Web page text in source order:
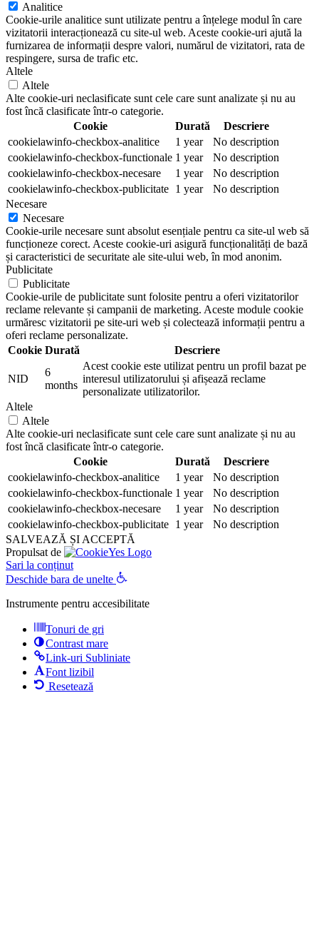
Analitice
Cookie-urile analitice sunt utilizate pentru a înțelege modul în care
vizitatorii interacționează cu site-ul web. Aceste cookie-uri ajută la
furnizarea de informații despre valori, numărul de vizitatori, rata de
respingere, sursa de trafic etc.
Altele
Altele
Alte cookie-uri neclasificate sunt cele care sunt analizate și nu au
fost încă clasificate într-o categorie.
Cookie
Durată
Descriere
cookielawinfo-checkbox-analitice
1 year
No description
cookielawinfo-checkbox-functionale 1 year
No description
cookielawinfo-checkbox-necesare
1 year
No description
cookielawinfo-checkbox-publicitate 1 year
No description
Necesare
Necesare
Cookie-urile necesare sunt absolut esențiale pentru ca site-ul web să
funcționeze corect. Aceste cookie-uri asigură funcționalități de bază
și caracteristici de securitate ale site-ului web, în mod anonim.
Publicitate
Publicitate
Cookie-urile de publicitate sunt folosite pentru a oferi vizitatorilor
reclame relevante și campanii de marketing. Aceste module cookie
urmăresc vizitatorii pe site-uri web și colectează informații pentru a
oferi reclame personalizate.
Cookie Durată Descriere
NID
6
months
Acest cookie este utilizat pentru un profil bazat pe
interesul utilizatorului și afișează reclame
personalizate utilizatorilor.
Altele
Altele
Alte cookie-uri neclasificate sunt cele care sunt analizate și nu au
fost încă clasificate într-o categorie.
Cookie
Durată
Descriere
cookielawinfo-checkbox-analitice
1 year
No description
cookielawinfo-checkbox-functionale 1 year
No description
cookielawinfo-checkbox-necesare
1 year
No description
cookielawinfo-checkbox-publicitate 1 year
No description
SALVEAZĂ ȘI ACCEPTĂ
Propulsat de
Sari la conținut
Deschide bara de unelte
Instrumente pentru accesibilitate
Tonuri de gri
Contrast mare
Link-uri Subliniate
Font lizibil
Resetează